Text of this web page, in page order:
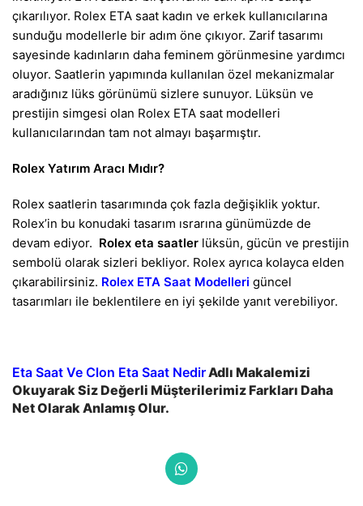
çıkarılıyor. Rolex ETA saat kadın ve erkek kullanıcılarına
sunduğu modellerle bir adım öne çıkıyor. Zarif tasarımı
sayesinde kadınların daha feminem görünmesine yardımcı
oluyor. Saatlerin yapımında kullanılan özel mekanizmalar
aradığınız lüks görünümü sizlere sunuyor. Lüksün ve
prestijin simgesi olan Rolex ETA saat modelleri
kullanıcılarından tam not almayı başarmıştır.
Rolex Yatırım Aracı Mıdır?
Rolex saatlerin tasarımında çok fazla değişiklik yoktur.
Rolex’in bu konudaki tasarım ısrarına günümüzde de
devam ediyor. Rolex eta saatler lüksün, gücün ve prestijin
sembolü olarak sizleri bekliyor. Rolex ayrıca kolayca elden
çıkarabilirsiniz. Rolex ETA Saat Modelleri güncel
tasarımları ile beklentilere en iyi şekilde yanıt verebiliyor.
Eta Saat Ve Clon Eta Saat NedirAdlı Makalemizi
Okuyarak Siz Değerli Müşterilerimiz Farkları Daha
Net Olarak Anlamış Olur.